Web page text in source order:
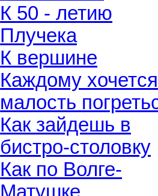
К 50 - летию
Плучека
К вершине
Каждому хочется
малость
Как зайдешь в
бистро-столовку
Как по Волге-